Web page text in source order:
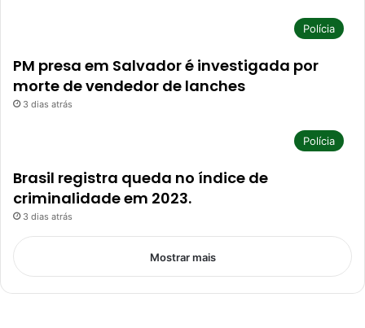
Polícia
PM presa em Salvador é investigada por
morte de vendedor de lanches
3 dias atrás
Polícia
Brasil registra queda no índice de
criminalidade em 2023.
3 dias atrás
Mostrar mais